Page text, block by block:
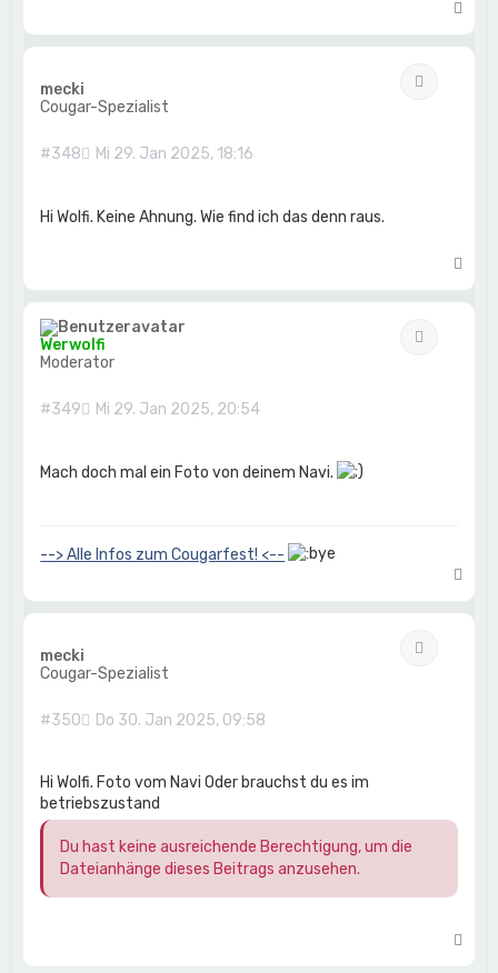
a
c
mecki
Cougar-Spezialist
#348 Mi 29. Jan 2025, 18:16
Hi Wolfi. Keine Ahnung. Wie find ich das denn raus.
a
c
Werwolfi
Moderator
#349 Mi 29. Jan 2025, 20:54
Mach doch mal ein Foto von deinem Navi.
--> Alle Infos zum Cougarfest! <--
a
c
mecki
Cougar-Spezialist
#350 Do 30. Jan 2025, 09:58
Hi Wolfi. Foto vom Navi Oder brauchst du es im
betriebszustand
Du hast keine ausreichende Berechtigung, um die
Dateianhänge dieses Beitrags anzusehen.